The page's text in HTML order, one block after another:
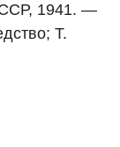
1941. —
Т.